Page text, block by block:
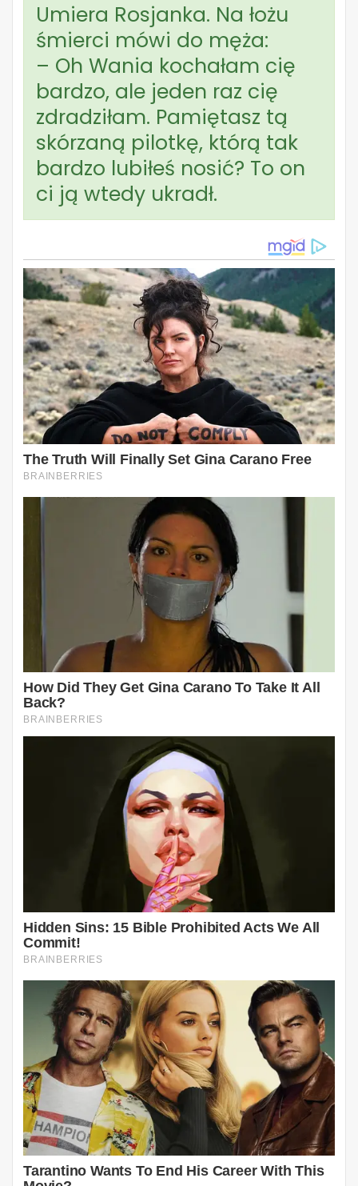
Umiera Rosjanka. Na łożu
śmierci mówi do męża:
– Oh Wania kochałam cię
bardzo, ale jeden raz cię
zdradziłam. Pamiętasz tą
skórzaną pilotkę, którą tak
bardzo lubiłeś nosić? To on
ci ją wtedy ukradł.